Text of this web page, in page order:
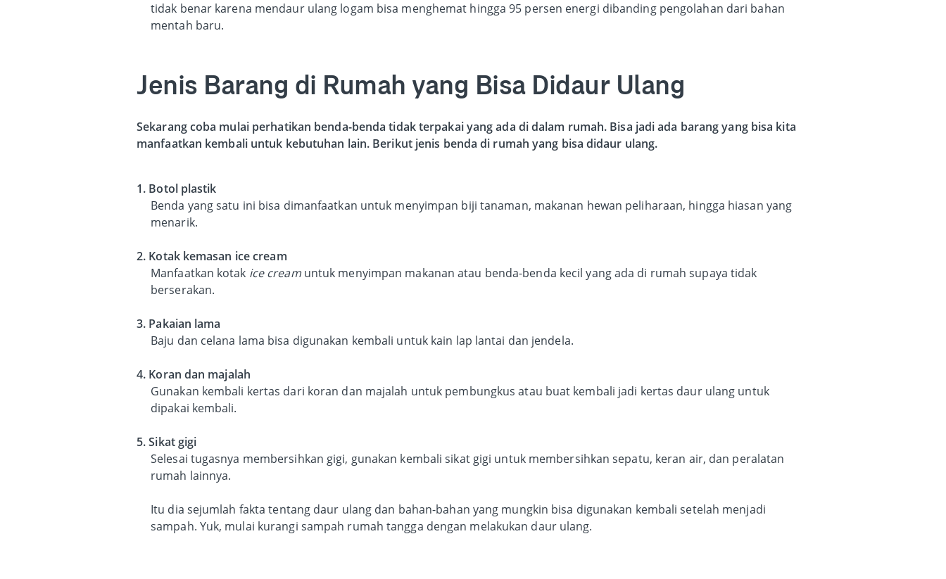
tidak benar karena mendaur ulang logam bisa menghemat hingga 95 persen energi dibanding pengolahan dari bahan
mentah baru.
Jenis Barang di Rumah yang Bisa Didaur Ulang
Sekarang coba mulai perhatikan benda-benda tidak terpakai yang ada di dalam rumah. Bisa jadi ada barang yang bisa kita
manfaatkan kembali untuk kebutuhan lain. Berikut jenis benda di rumah yang bisa didaur ulang.
1. Botol plastik
Benda yang satu ini bisa dimanfaatkan untuk menyimpan biji tanaman, makanan hewan peliharaan, hingga hiasan yang
menarik.
2. Kotak kemasan ice cream
Manfaatkan kotak ice creamuntuk menyimpan makanan atau benda-benda kecil yang ada di rumah supaya tidak
berserakan.
3. Pakaian lama
Baju dan celana lama bisa digunakan kembali untuk kain lap lantai dan jendela.
4. Koran dan majalah
Gunakan kembali kertas dari koran dan majalah untuk pembungkus atau buat kembali jadi kertas daur ulang untuk
dipakai kembali.
5. Sikat gigi
Selesai tugasnya membersihkan gigi, gunakan kembali sikat gigi untuk membersihkan sepatu, keran air, dan peralatan
rumah lainnya.
Itu dia sejumlah fakta tentang daur ulang dan bahan-bahan yang mungkin bisa digunakan kembali setelah menjadi
sampah. Yuk, mulai kurangi sampah rumah tangga dengan melakukan daur ulang.